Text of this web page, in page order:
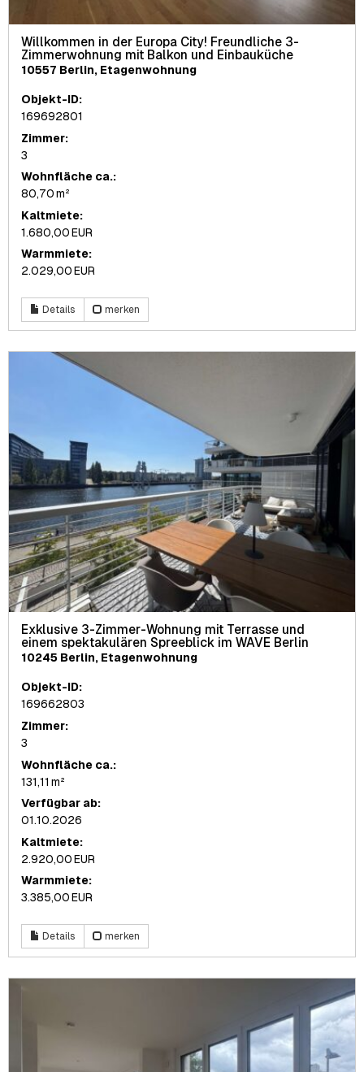
Willkommen in der Europa City! Freundliche 3-
Zimmerwohnung mit Balkon und Einbauküche
10557 Berlin, Etagenwohnung
Objekt-ID:
169692801
Zimmer:
3
Wohnfläche ca.:
80,70 m²
Kaltmiete:
1.680,00 EUR
Warmmiete:
2.029,00 EUR
Details merken
Exklusive 3-Zimmer-Wohnung mit Terrasse und
einem spektakulären Spreeblick im WAVE Berlin
10245 Berlin, Etagenwohnung
Objekt-ID:
169662803
Zimmer:
3
Wohnfläche ca.:
131,11 m²
Verfügbar ab:
01.10.2026
Kaltmiete:
2.920,00 EUR
Warmmiete:
3.385,00 EUR
Details merken